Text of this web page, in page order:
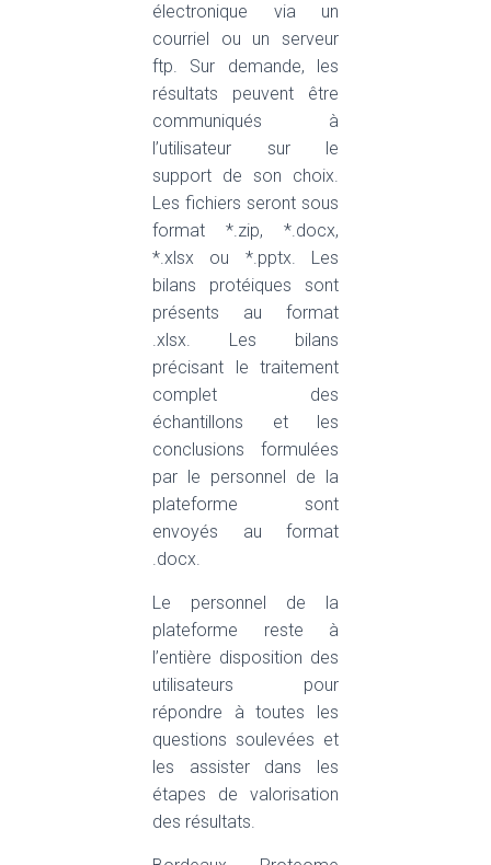
électronique via un
courriel ou un serveur
ftp. Sur demande, les
résultats peuvent être
communiqués à
l’utilisateur sur le
support de son choix.
Les fichiers seront sous
format *.zip, *.docx,
*.xlsx ou *.pptx. Les
bilans protéiques sont
présents au format
.xlsx. Les bilans
précisant le traitement
complet des
échantillons et les
conclusions formulées
par le personnel de la
plateforme sont
envoyés au format
.docx.
Le personnel de la
plateforme reste à
l’entière disposition des
utilisateurs pour
répondre à toutes les
questions soulevées et
les assister dans les
étapes de valorisation
des résultats.